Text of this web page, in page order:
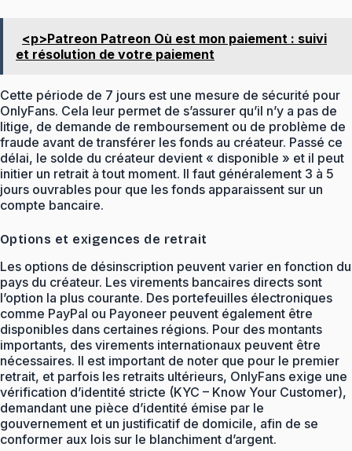
<p>Patreon Patreon Où est mon paiement : suivi
et résolution de votre paiement
Cette période de 7 jours est une mesure de sécurité pour
OnlyFans. Cela leur permet de s’assurer qu’il n’y a pas de
litige, de demande de remboursement ou de problème de
fraude avant de transférer les fonds au créateur. Passé ce
délai, le solde du créateur devient « disponible » et il peut
initier un retrait à tout moment. Il faut généralement 3 à 5
jours ouvrables pour que les fonds apparaissent sur un
compte bancaire.
Options et exigences de retrait
Les options de désinscription peuvent varier en fonction du
pays du créateur. Les virements bancaires directs sont
l’option la plus courante. Des portefeuilles électroniques
comme PayPal ou Payoneer peuvent également être
disponibles dans certaines régions. Pour des montants
importants, des virements internationaux peuvent être
nécessaires. Il est important de noter que pour le premier
retrait, et parfois les retraits ultérieurs, OnlyFans exige une
vérification d’identité stricte (KYC – Know Your Customer),
demandant une pièce d’identité émise par le
gouvernement et un justificatif de domicile, afin de se
conformer aux lois sur le blanchiment d’argent.